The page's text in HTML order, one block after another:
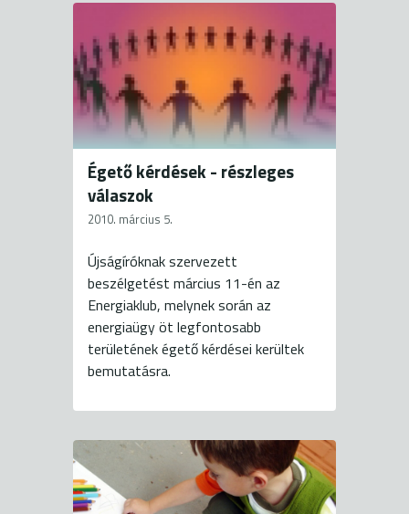
Égető kérdések - részleges
válaszok
2010. március 5.
Újságíróknak szervezett
beszélgetést március 11-én az
Energiaklub, melynek során az
energiaügy öt legfontosabb
területének égető kérdései kerültek
bemutatásra.